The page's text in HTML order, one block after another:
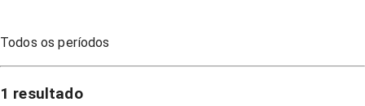
Todos os períodos
1 resultado